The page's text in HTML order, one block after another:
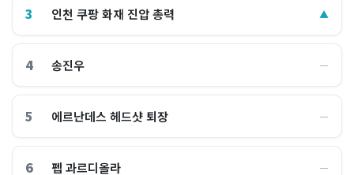
3 인천 쿠팡 화재 진압 총력 ▲
4 송진우 ―
5 에르난데스 헤드샷 퇴장 ―
6 펩 과르디올라 ―